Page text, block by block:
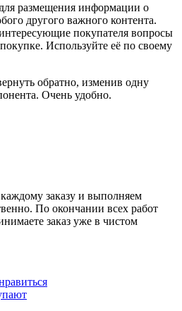
размещения информации о
другого важного контента.
покупателя вопросы
Используйте её по своему
обратно, изменив одну
Очень удобно.
заказу и выполняем
По окончании всех работ
заказ уже в чистом